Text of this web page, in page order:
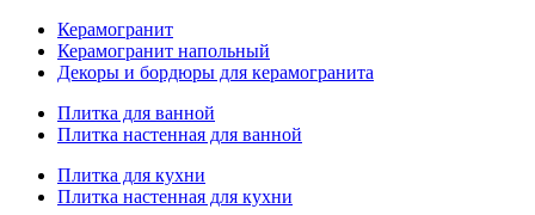
Керамогранит
Керамогранит напольный
Декоры и бордюры для керамогранита
Плитка для ванной
Плитка настенная для ванной
Плитка для кухни
Плитка настенная для кухни